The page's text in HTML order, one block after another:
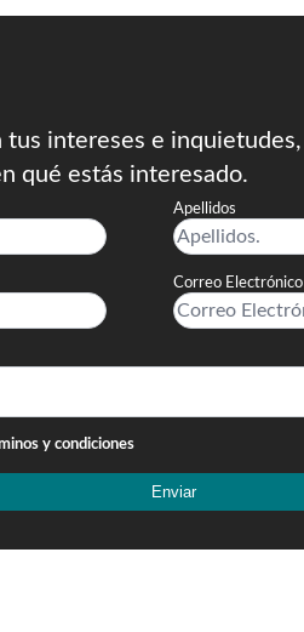
tus intereses e inquietudes,
qué estás interesado.
Apellidos
Correo Electrónico
y condiciones
Enviar